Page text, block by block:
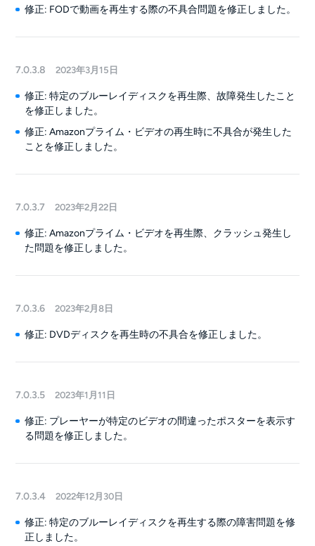
修正: FODで動画を再生する際の不具合問題を修正しました。
7.0.3.8 2023年3月15日
修正: 特定のブルーレイディスクを再生際、故障発生したこと
を修正しました。
修正: Amazonプライム・ビデオの再生時に不具合が発生した
ことを修正しました。
7.0.3.7 2023年2月22日
修正: Amazonプライム・ビデオを再生際、クラッシュ発生し
た問題を修正しました。
7.0.3.6 2023年2月8日
修正: DVDディスクを再生時の不具合を修正しました。
7.0.3.5 2023年1月11日
修正: プレーヤーが特定のビデオの間違ったポスターを表示す
る問題を修正しました。
7.0.3.4 2022年12月30日
修正: 特定のブルーレイディスクを再生する際の障害問題を修
正しました。